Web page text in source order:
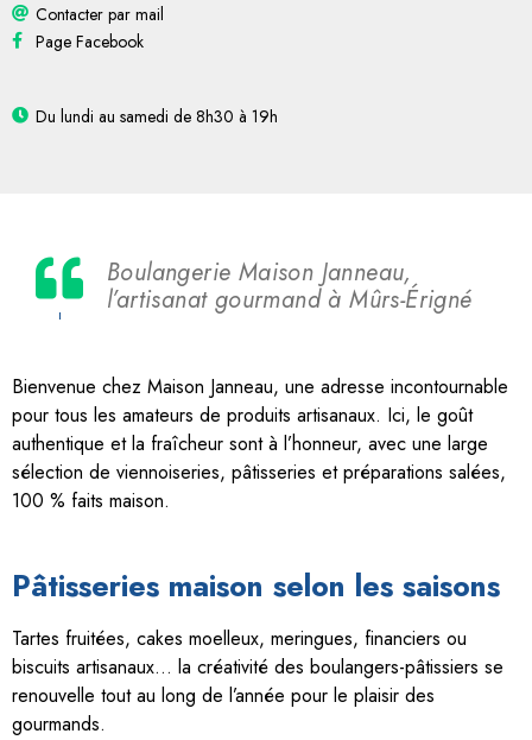
Contacter par mail
Page Facebook
Du lundi au samedi de 8h30 à 19h
Boulangerie Maison Janneau,
l’artisanat gourmand à Mûrs-Érigné
Bienvenue chez Maison Janneau, une adresse incontournable
pour tous les amateurs de produits artisanaux. Ici, le goût
authentique et la fraîcheur sont à l’honneur, avec une large
sélection de viennoiseries, pâtisseries et préparations salées,
100 % faits maison.
Pâtisseries maison selon les saisons
Tartes fruitées, cakes moelleux, meringues, financiers ou
biscuits artisanaux… la créativité des boulangers-pâtissiers se
renouvelle tout au long de l’année pour le plaisir des
gourmands.